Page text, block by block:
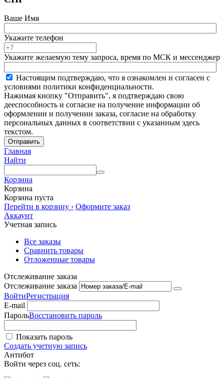
Ваше Имя
Укажите телефон
Укажите желаемую тему запроса, время по МСК и мессенджер
Настоящим подтверждаю, что я ознакомлен и согласен с
условиями политики конфиденциальности.
Нажимая кнопку "Отправить", я подтверждаю свою
дееспособность и согласие на получение информации об
оформлении и получении заказа, согласие на обработку
персональных данных в соответствии с указанным здесь
текстом.
Отправить
Главная
Найти
Корзина
Корзина
Корзина пуста
Перейти в корзину › Оформите заказ
Аккаунт
Учетная запись
Все заказы
Сравнить товары
Отложенные товары
Отслеживание заказа
Отслеживание заказа
ВойтиРегистрация
E-mail
ПарольВосстановить пароль
Показать пароль
Создать учетную запись
Антибот
Войти через соц. сеть: